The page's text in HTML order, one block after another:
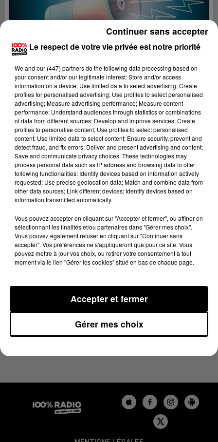
Lecture (2 min 22 sec)
100%
18 juin 2024 - 2 min 22 sec
LES INFOS DU GERS DU 18/06/2024 À 12H00
Le respect de votre vie privée est notre priorité
We and our (447) partnersdo the following data processing based on
your consent and/or our legitimate interest: Store and/or access
information on a device; Use limited data to select advertising; Create
profiles for personalised advertising; Use profiles to select personalised
advertising; Measure advertising performance; Measure content
performance; Understand audiences through statistics or combinations
of data from different sources; Develop and improve services; Create
profiles to personalise content; Use profiles to select personalised
content; Use limited data to select content; Ensure security, prevent and
detect fraud, and fix errors; Deliver and present advertising and content;
Save and communicate privacy choices. These technologies may
process personal data such as IP address and browsing data to offer
following functionalities: Identify devices based on information actively
requested; Use precise geolocation data; Match and combine data from
other data sources; Link different devices; Identify devices based on
information transmitted automatically.
Vous pouvez accepter en cliquant sur "Accepter et fermer", ou affiner en
sélectionnant les finalités et/ou partenaires dans "Gérer mes choix".
Vous pouvez également refuser en cliquant sur "Continuer sans
accepter". Vos préférences ne s'appliqueront que pour ce site. Vous
pouvez mettre à jour vos choix, ou retirer votre consentement à tout
moment via le lien "Gérer les cookies" situé en bas de chaque page.
Gérer mes choix
Accepter et fermer
Continuer sans accepter